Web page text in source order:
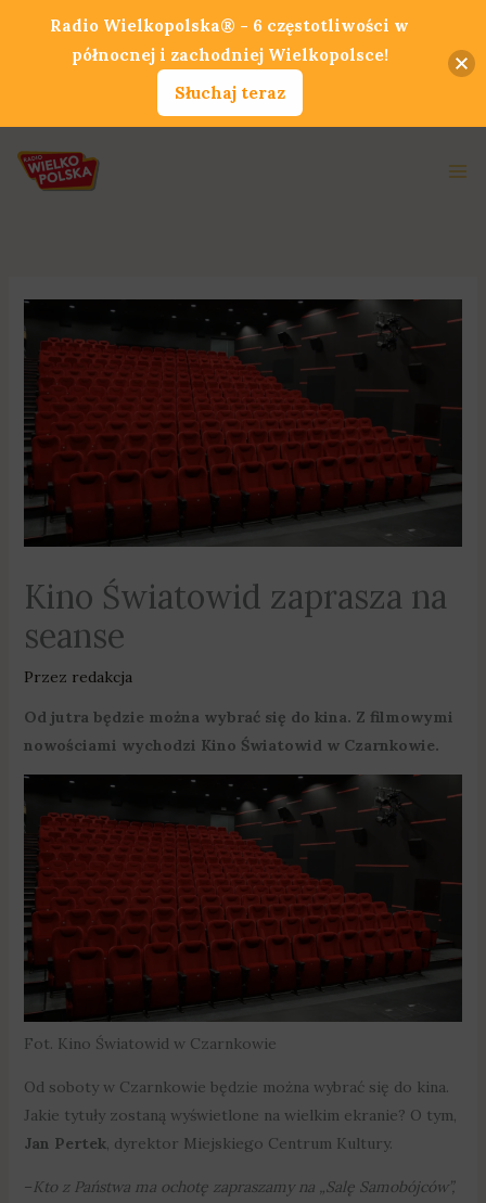
Kino Światowid zaprasza na
seanse
Przez redakcja
Od jutra będzie można wybrać się do kina. Z filmowymi
nowościami wychodzi Kino Światowid w Czarnkowie.
Fot. Kino Światowid w Czarnkowie
Od soboty w Czarnkowie będzie można wybrać się do kina.
Jakie tytuły zostaną wyświetlone na wielkim ekranie? O tym,
Jan Pertek , dyrektor Miejskiego Centrum Kultury.
–Kto z Państwa ma ochotę zapraszamy na „Salę Samobójców”,
Radio Wielkopolska® - 6 częstotliwości w
północnej i zachodniej Wielkopolsce!
Słuchaj teraz